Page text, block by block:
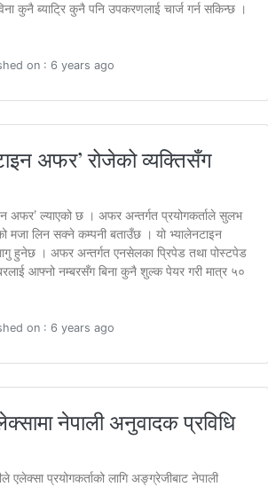
कुनै ब्याट्रि कुनै पनि उपकरणलाई चार्ज गर्न सकिन्छ ।
on : 6 years ago
अफर’ रोजेको व्यक्तिसँग
अफर’ ल्याएको छ । अफर अन्तर्गत प्रयोगकर्ताले सुलभ
मजा लिन सक्ने कम्पनी बताउँछ । यो भ्यालेनटाइन
हुनेछ । अफर अन्तर्गत एनसेलका पि्रपेड तथा पोस्टपेड
आफ्नो नम्बरसँग बिना कुनै शुल्क पेयर गरी मात्र ५०
on : 6 years ago
नेपाली अनुवादक प्रविधि
एलेक्सा प्रयोगकर्ताको लागि अङ्ग्रेजीबाट नेपाली